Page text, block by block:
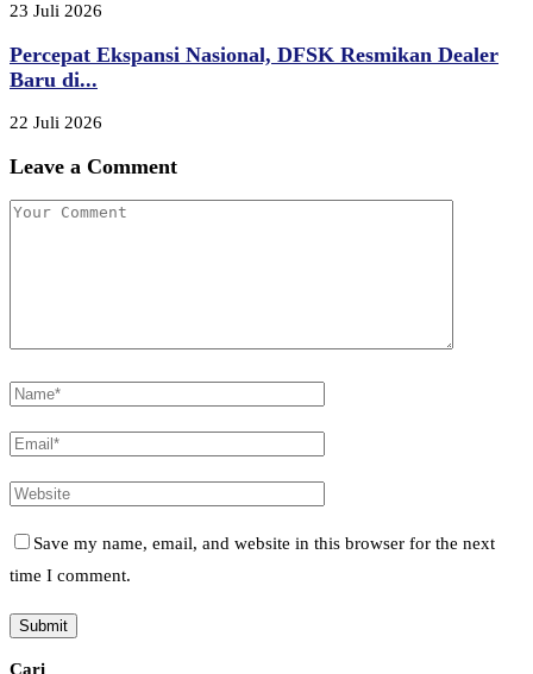
23 Juli 2026
Percepat Ekspansi Nasional, DFSK Resmikan Dealer
Baru di...
22 Juli 2026
Leave a Comment
Save my name, email, and website in this browser for the next
time I comment.
Cari